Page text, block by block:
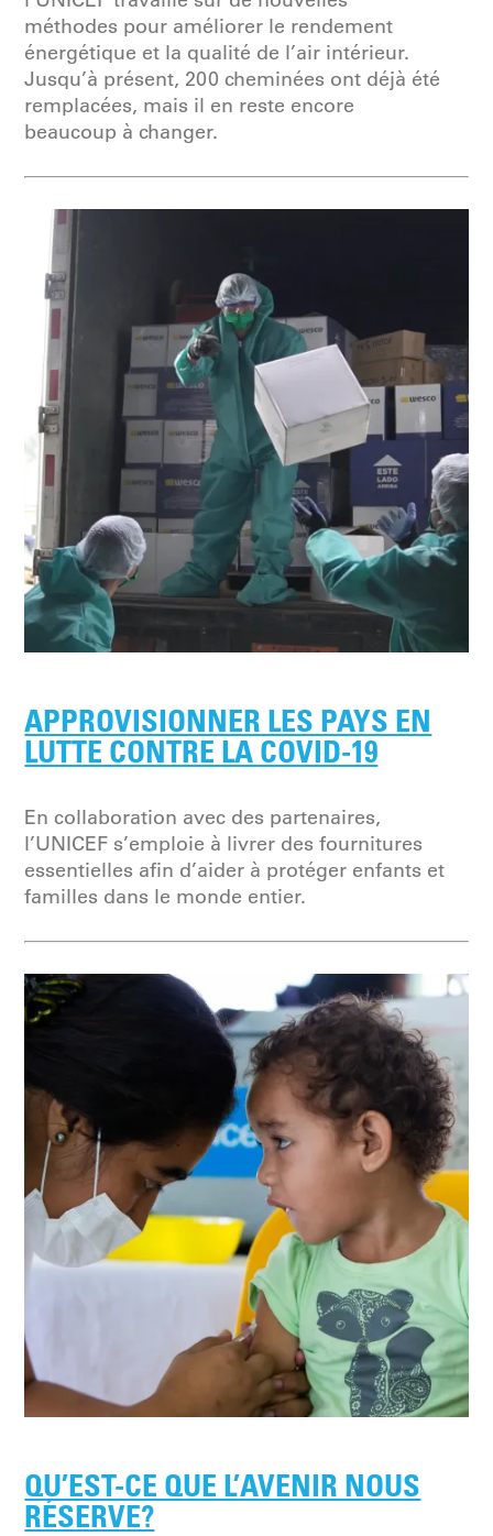
méthodes pour améliorer le rendement
énergétique et la qualité de l’air intérieur.
Jusqu’à présent, 200 cheminées ont déjà été
remplacées, mais il en reste encore
beaucoup à changer.
APPROVISIONNER LES PAYS EN
LUTTE CONTRE LA COVID-19
En collaboration avec des partenaires,
l’UNICEF s’emploie à livrer des fournitures
essentielles afin d’aider à protéger enfants et
familles dans le monde entier.
QU’EST-CE QUE L’AVENIR NOUS
RÉSERVE?